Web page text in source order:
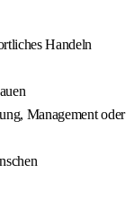
Handeln
Management oder